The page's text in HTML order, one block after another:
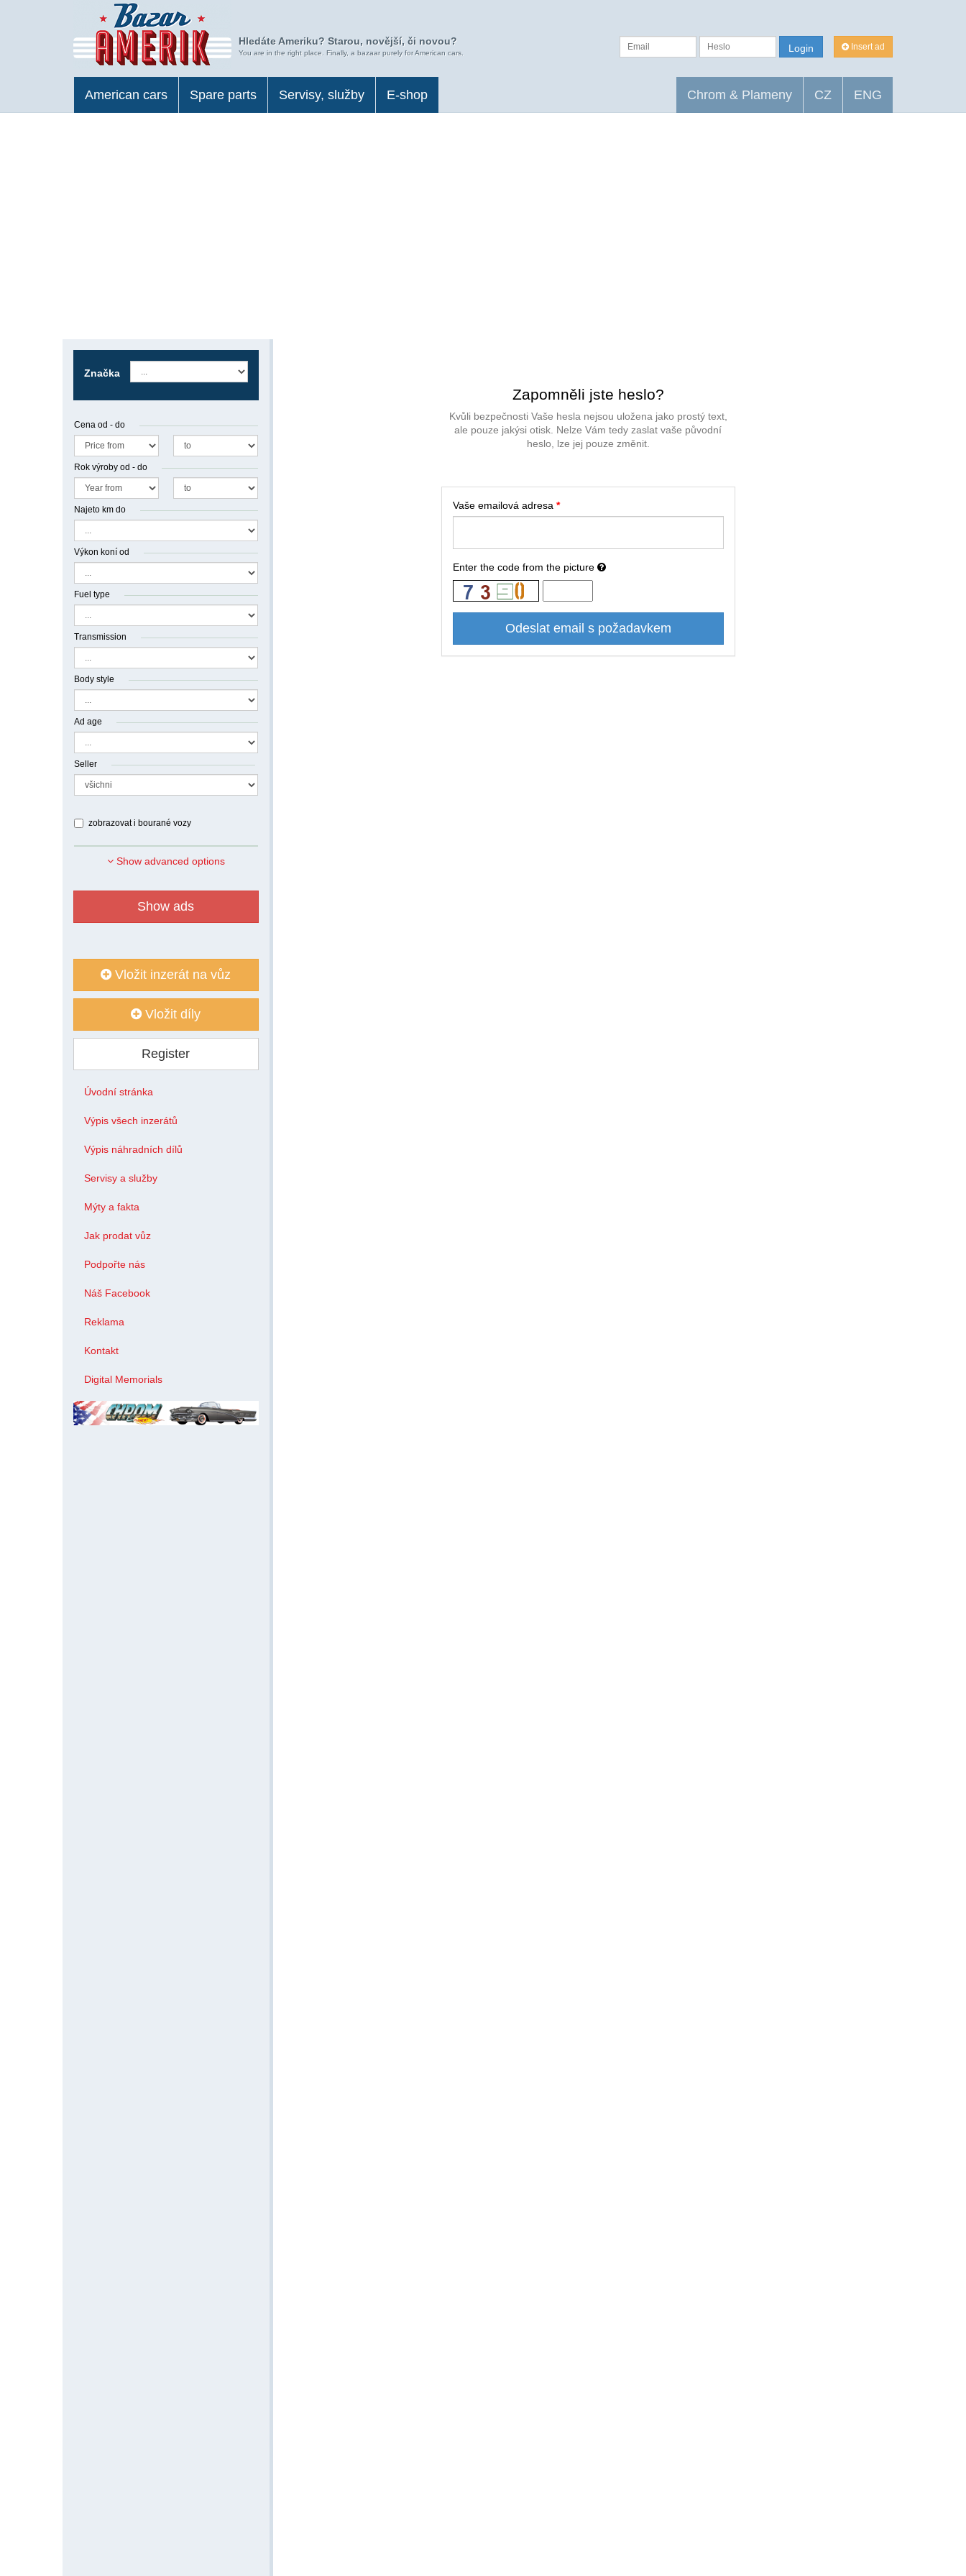
Hledáte Ameriku? Starou, novější, či novou?
You are in the right place. Finally, a bazaar purely for American cars.
Insert ad
Login
American cars Spare parts Servisy, služby E-shop Chrom & Plameny CZ ENG
Zapomněli jste heslo?
Kvůli bezpečnosti Vaše hesla nejsou uložena jako prostý text,
ale pouze jakýsi otisk. Nelze Vám tedy zaslat vaše původní
heslo, lze jej pouze změnit.
Vaše emailová adresa *
Enter the code from the picture
Značka
Cena od - do
Rok výroby od - do
Najeto km do
Výkon koní od
Fuel type
Transmission
Body style
Ad age
Seller
zobrazovat i bourané vozy
Show advanced options
Show ads
Vložit inzerát na vůz
Vložit díly
Register
Úvodní stránka
Výpis všech inzerátů
Výpis náhradních dílů
Servisy a služby
Mýty a fakta
Jak prodat vůz
Podpořte nás
Náš Facebook
Reklama
Kontakt
Digital Memorials